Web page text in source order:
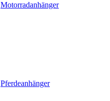
Motorradanhänger
Pferdeanhänger